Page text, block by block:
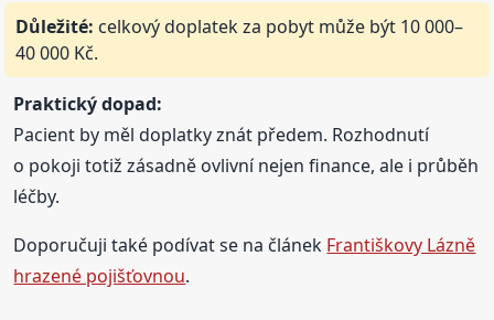
Důležité: celkový doplatek za pobyt může být 10 000–
40 000 Kč.
Praktický dopad:
Pacient by měl doplatky znát předem. Rozhodnutí
o pokoji totiž zásadně ovlivní nejen finance, ale i průběh
léčby.
Doporučuji také podívat se na článek Františkovy Lázně
hrazené pojišťovnou.